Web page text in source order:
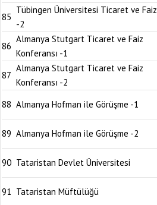
85
Tübingen Üniversitesi Ticaret ve Faiz
-2
86
Almanya Stutgart Ticaret ve Faiz
Konferansı -1
87
Almanya Stutgart Ticaret ve Faiz
Konferansı -2
88 Almanya Hofman ile Görüşme -1
89 Almanya Hofman ile Görüşme -2
90 Tataristan Devlet Üniversitesi
91 Tataristan Müftülüğü